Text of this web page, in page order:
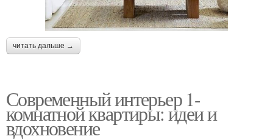
читать дальше →
Современный интерьер 1-
комнатной квартиры: идеи и
вдохновение